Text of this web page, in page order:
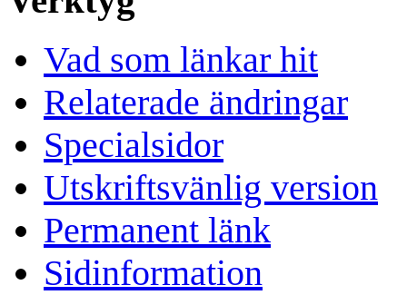
Vad som länkar hit
Relaterade ändringar
Specialsidor
Utskriftsvänlig version
Permanent länk
Sidinformation